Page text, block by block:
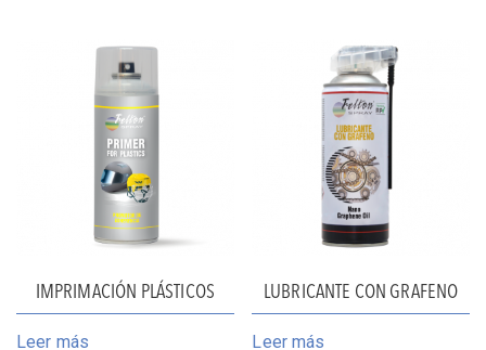
IMPRIMACIÓN PLÁSTICOS
Leer más
LUBRICANTE CON GRAFENO
Leer más